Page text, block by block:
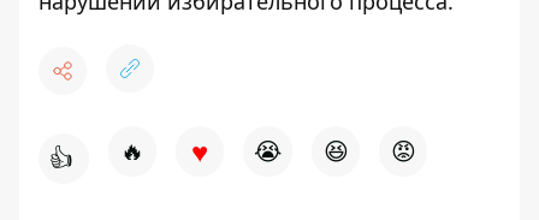
👍 🔥 ♥ 😭 😆 😡